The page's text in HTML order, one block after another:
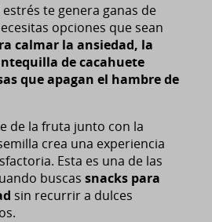
te genera ganas de
opciones que sean
calmar la ansiedad, la
de cacahuete
que apagan el hambre de
de la fruta junto con la
crea una experiencia
Esta es una de las
buscas snacks para
sin recurrir a dulces